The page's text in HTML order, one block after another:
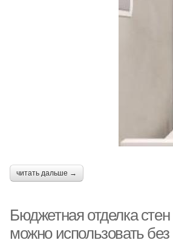
читать дальше →
Бюджетная отделка
можно использовать